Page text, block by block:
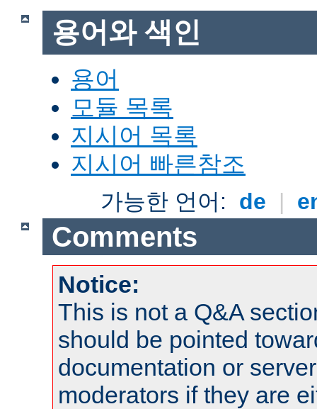
용어와 색인
용어
모듈 목록
지시어 목록
지시어 빠른참조
가능한 언어: de |
Comments
Notice:
This is not a Q&A
should be pointed
documentation or
moderators if they are